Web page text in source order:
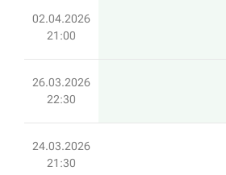
02.04.2026
21:00
26.03.2026
22:30
24.03.2026
21:30